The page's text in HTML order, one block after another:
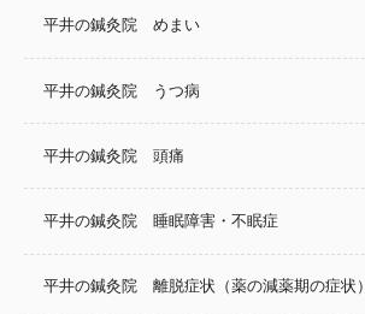
平井の鍼灸院 めまい
平井の鍼灸院 うつ病
平井の鍼灸院 頭痛
平井の鍼灸院 睡眠障害・不眠症
平井の鍼灸院 離脱症状（薬の減薬期の症状）